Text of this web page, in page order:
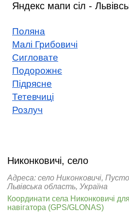
Яндекс мапи сіл -
Поляна
Малі Грибовичі
Сигловате
Подорожнє
Підрясне
Тетевчиці
Розлуч
Никонковичі, село
Адреса: село Никонковичі,
Львівська область, Україна
Координати села Никонковичі
навігатора (GPS/GLONAS)